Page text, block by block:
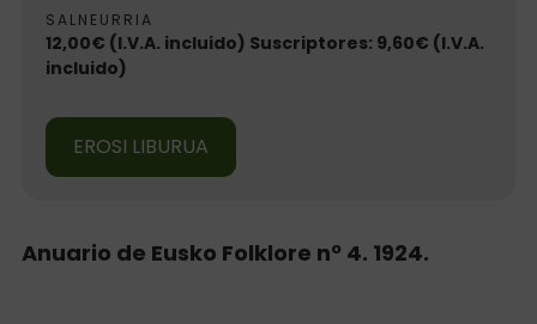
SALNEURRIA
12,00€ (I.V.A. incluido) Suscriptores: 9,60€ (I.V.A.
incluido)
EROSI LIBURUA
Anuario de Eusko Folklore nº 4. 1924.